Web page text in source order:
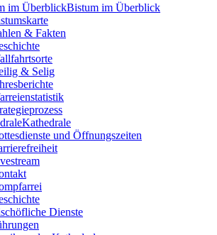
Bistum im Überblick
& Fakten
& Selig
Kathedrale
und Öffnungszeiten
Dienste